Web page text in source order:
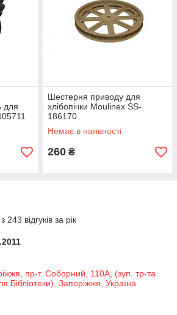
для
Шестерня приводу для
хлібопічки Moulinex SS-
186170
Немає в наявності
260 ₴
відгуків за рік
пр-т. Соборний, 110А, (зуп. тр-та
Бібліотеки), Запоріжжя, Україна